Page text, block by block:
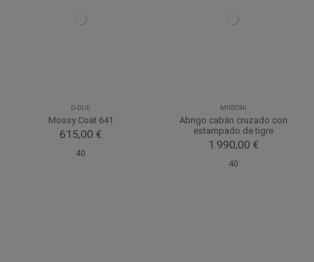
D-DUE
Mossy Coat 641
615,00 €
40
MISSONI
Abrigo cabán cruzado con
estampado de tigre
1.990,00 €
40